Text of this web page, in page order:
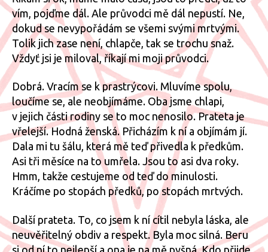
vím, pojďme dál. Ale průvodci mě dál nepustí. Ne,
dokud se nevypořádám se všemi svými mrtvými.
Tolik jich zase není, chlapče, tak se trochu snaž.
Vždyť jsi je miloval, říkají mi moji průvodci.
Dobrá. Vracím se k prastrýcovi. Mluvíme spolu,
loučíme se, ale neobjímáme. Oba jsme chlapi,
v jejich části rodiny se to moc nenosilo. Prateta je
vřelejší. Hodná ženská. Přicházím k ní a objímám jí.
Dala mi tu šálu, která mě teď přivedla k předkům.
Asi tři měsíce na to umřela. Jsou to asi dva roky.
Hmm, takže cestujeme od teď do minulosti.
Kráčíme po stopách předků, po stopách mrtvých.
Další prateta. To, co jsem k ní cítil nebyla láska, ale
neuvěřitelný obdiv a respekt. Byla moc silná. Beru
si od ní to nejlepší a ona je na mě pyšná. Kdo přijde